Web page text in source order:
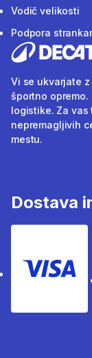
Vodič velikosti
Podpora
Vi se ukvarjate
športno
logistike. Za vas
nepremagljivih
mestu.
Dostava
Visa